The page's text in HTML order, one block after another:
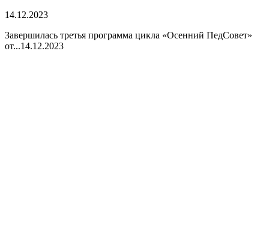
14.12.2023
Завершилась третья программа цикла «Осенний ПедСовет»
от...14.12.2023